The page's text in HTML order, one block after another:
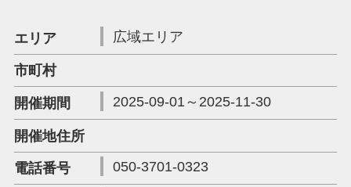
エリア 広域エリア
市町村
開催期間
2025-09-01～2025-11-30
開催地住所
電話番号
050-3701-0323